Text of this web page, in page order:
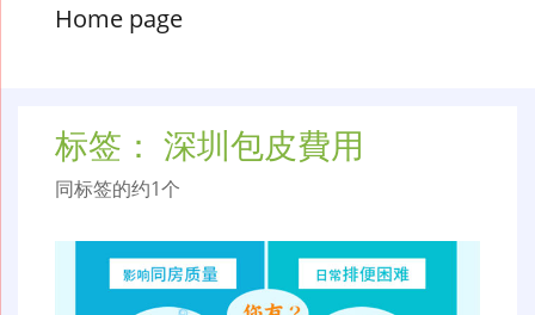
Home page
标签： 深圳包皮費用
同标签的约1个